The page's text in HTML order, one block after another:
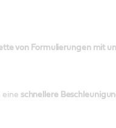
von Formulierungen mit
eine schnellere